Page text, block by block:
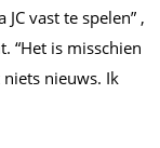
vast te spelen” ,
“Het is misschien
nieuws. Ik